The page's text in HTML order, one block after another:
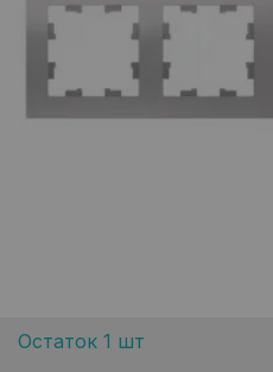
Остаток 1 шт